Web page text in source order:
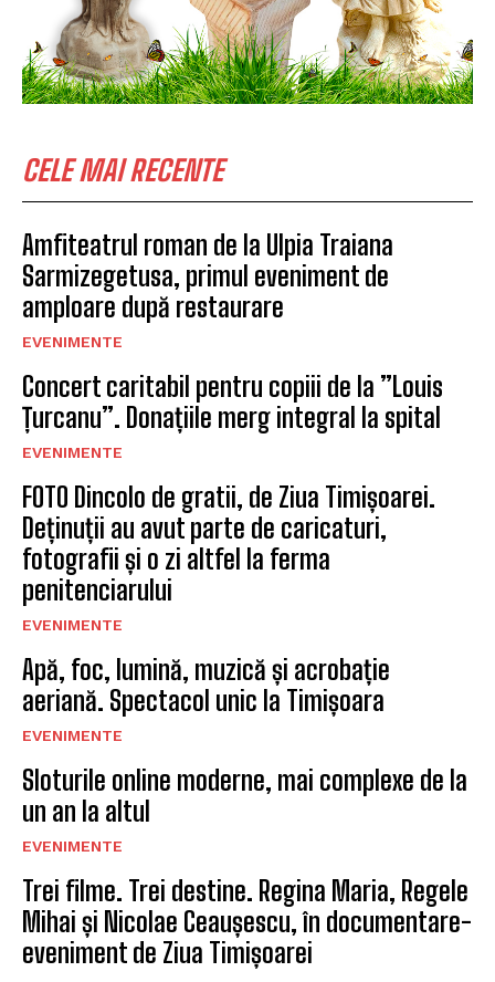
CELE MAI RECENTE
Amfiteatrul roman de la Ulpia Traiana
Sarmizegetusa, primul eveniment de
amploare după restaurare
EVENIMENTE
Concert caritabil pentru copiii de la ”Louis
Țurcanu”. Donațiile merg integral la spital
EVENIMENTE
FOTO Dincolo de gratii, de Ziua Timișoarei.
Deținuții au avut parte de caricaturi,
fotografii și o zi altfel la ferma
penitenciarului
EVENIMENTE
Apă, foc, lumină, muzică și acrobație
aeriană. Spectacol unic la Timișoara
EVENIMENTE
Sloturile online moderne, mai complexe de la
un an la altul
EVENIMENTE
Trei filme. Trei destine. Regina Maria, Regele
Mihai și Nicolae Ceaușescu, în documentare-
eveniment de Ziua Timișoarei